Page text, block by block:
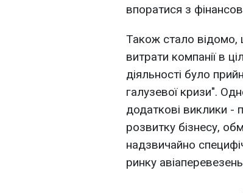
впоратися з
Також стало відомо,
витрати компанії в
діяльності було
галузевої кризи".
додаткові виклики -
розвитку бізнесу,
надзвичайно
ринку